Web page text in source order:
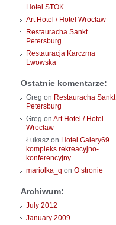
Hotel STOK
Art Hotel / Hotel Wrocław
Restauracha Sankt
Petersburg
Restauracja Karczma
Lwowska
Ostatnie komentarze:
Greg on Restauracha Sankt
Petersburg
Greg on Art Hotel / Hotel
Wrocław
Łukasz on Hotel Galery69
kompleks rekreacyjno-
konferencyjny
mariolka_q on O stronie
Archiwum:
July 2012
January 2009